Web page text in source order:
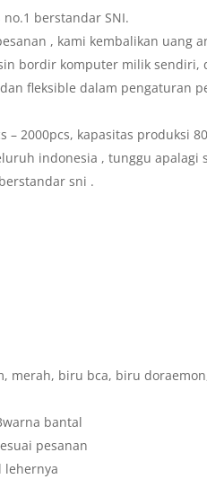
berstandar SNI.
, kami kembalikan uang
bordir komputer milik sendiri,
fleksible dalam pengaturan
– 2000pcs, kapasitas produksi
indonesia , tunggu
sni .
merah, biru bca, biru
bantal
pesanan
lehernya